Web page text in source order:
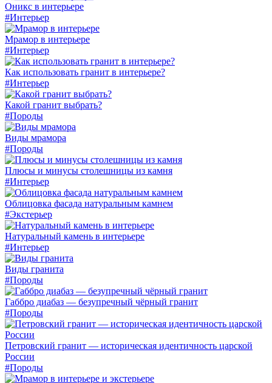
Оникс в интерьере
#Интерьер
Мрамор в интерьере
#Интерьер
Как использовать гранит в интерьере?
#Интерьер
Какой гранит выбрать?
#Породы
Виды мрамора
#Породы
Плюсы и минусы столешницы из камня
#Интерьер
Облицовка фасада натуральным камнем
#Экстерьер
Натуральный камень в интерьере
#Интерьер
Виды гранита
#Породы
Габбро диабаз — безупречный чёрный гранит
#Породы
Петровский гранит — историческая идентичность царской
России
#Породы